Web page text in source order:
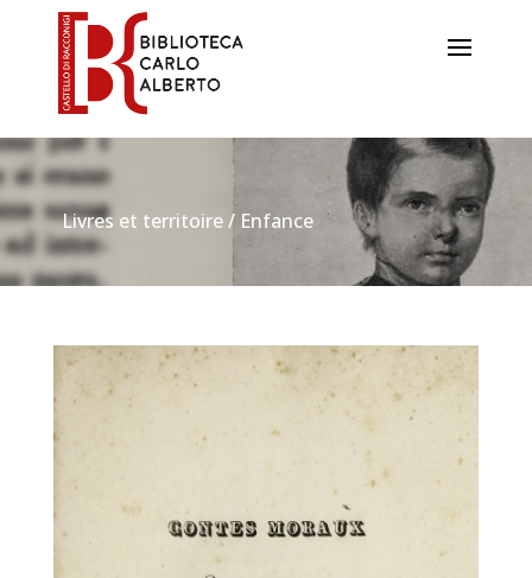
Livres et territoire / Enfance